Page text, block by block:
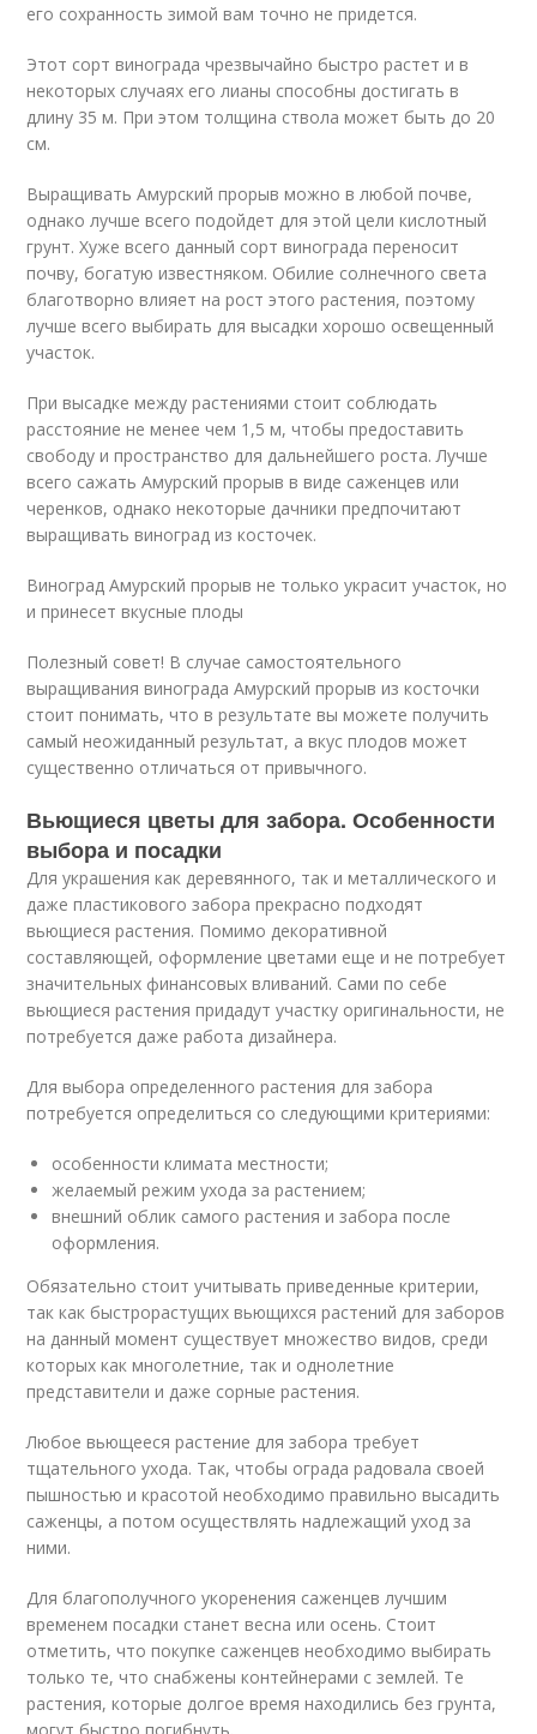
его сохранность зимой вам точно не придется.
Этот сорт винограда чрезвычайно быстро растет и в
некоторых случаях его лианы способны достигать в
длину 35 м. При этом толщина ствола может быть до 20
см.
Выращивать Амурский прорыв можно в любой почве,
однако лучше всего подойдет для этой цели кислотный
грунт. Хуже всего данный сорт винограда переносит
почву, богатую известняком. Обилие солнечного света
благотворно влияет на рост этого растения, поэтому
лучше всего выбирать для высадки хорошо освещенный
участок.
При высадке между растениями стоит соблюдать
расстояние не менее чем 1,5 м, чтобы предоставить
свободу и пространство для дальнейшего роста. Лучше
всего сажать Амурский прорыв в виде саженцев или
черенков, однако некоторые дачники предпочитают
выращивать виноград из косточек.
Виноград Амурский прорыв не только украсит участок, но
и принесет вкусные плоды
Полезный совет! В случае самостоятельного
выращивания винограда Амурский прорыв из косточки
стоит понимать, что в результате вы можете получить
самый неожиданный результат, а вкус плодов может
существенно отличаться от привычного.
Вьющиеся цветы для забора. Особенности
выбора и посадки
Для украшения как деревянного, так и металлического и
даже пластикового забора прекрасно подходят
вьющиеся растения. Помимо декоративной
составляющей, оформление цветами еще и не потребует
значительных финансовых вливаний. Сами по себе
вьющиеся растения придадут участку оригинальности, не
потребуется даже работа дизайнера.
Для выбора определенного растения для забора
потребуется определиться со следующими критериями:
особенности климата местности;
желаемый режим ухода за растением;
внешний облик самого растения и забора после
оформления.
Обязательно стоит учитывать приведенные критерии,
так как быстрорастущих вьющихся растений для заборов
на данный момент существует множество видов, среди
которых как многолетние, так и однолетние
представители и даже сорные растения.
Любое вьющееся растение для забора требует
тщательного ухода. Так, чтобы ограда радовала своей
пышностью и красотой необходимо правильно высадить
саженцы, а потом осуществлять надлежащий уход за
ними.
Для благополучного укоренения саженцев лучшим
временем посадки станет весна или осень. Стоит
отметить, что покупке саженцев необходимо выбирать
только те, что снабжены контейнерами с землей. Те
растения, которые долгое время находились без грунта,
могут быстро погибнуть.